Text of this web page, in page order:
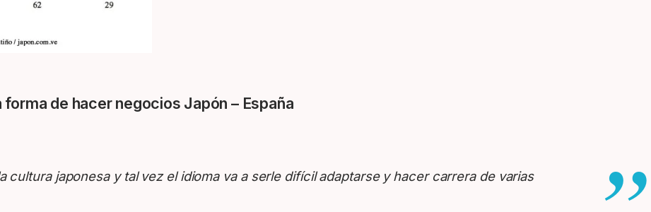
de hacer negocios Japón – España
japonesa y tal vez el idioma va a serle difícil adaptarse y hacer carrera de varias